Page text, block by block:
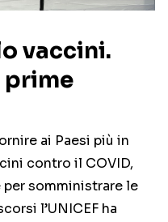
vaccini.
prime
ai Paesi più in
contro il COVID,
somministrare le
l’UNICEF ha